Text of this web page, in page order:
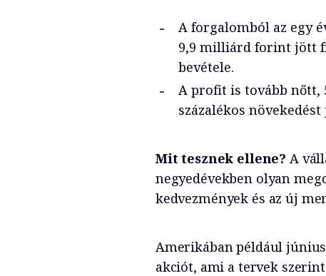
A forgalomból az egy
9,9 milliárd forint jött
bevétele.
A profit is tovább nőtt,
százalékos
Mit tesznek ellene? A
negyedévekben olyan
kedvezmények és az új
Amerikában például
akciót, ami a tervek